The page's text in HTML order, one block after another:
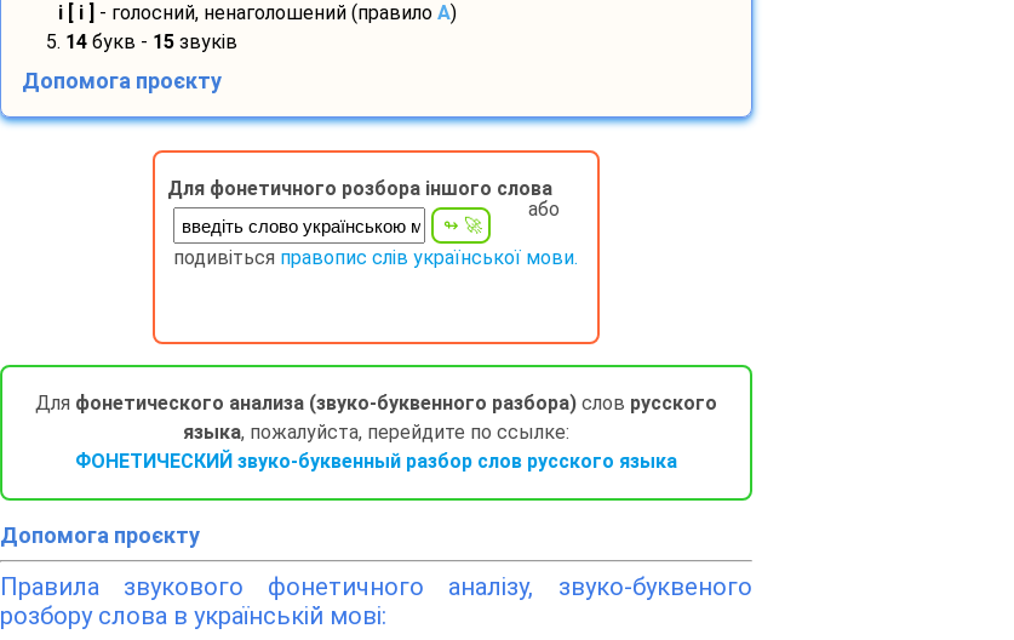
і [ і ]
- голосний, ненаголошений (правило A)
5. 14букв - 15звуків
Допомога проєкту
Для фонетичного розбора іншого слова
або
подивіться правопис слів української мови.
Для фонетического анализа (звуко-буквенного разбора)слов русского
языка, пожалуйста, перейдите по ссылке:
ФОНЕТИЧЕСКИЙ звуко-буквенный разбор слов русского языка
Допомога проєкту
Правила звукового фонетичного аналізу, звуко-буквеного
розбору слова в українській мові: